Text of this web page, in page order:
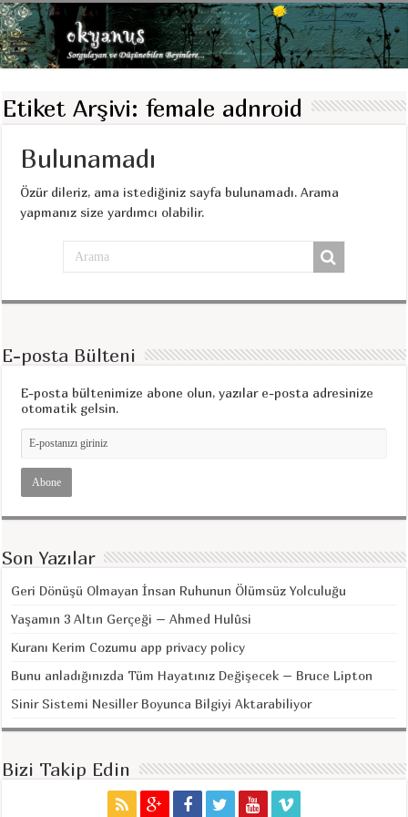
Etiket Arşivi:female adnroid
Bulunamadı
Özür dileriz, ama istediğiniz sayfa bulunamadı. Arama
yapmanız size yardımcı olabilir.
E-posta Bülteni
E-posta bültenimize abone olun, yazılar e-posta adresinize
otomatik gelsin.
Son Yazılar
Geri Dönüşü Olmayan İnsan Ruhunun Ölümsüz Yolculuğu
Yaşamın 3 Altın Gerçeği – Ahmed Hulûsi
Kuranı Kerim Cozumu app privacy policy
Bunu anladığınızda Tüm Hayatınız Değişecek – Bruce Lipton
Sinir Sistemi Nesiller Boyunca Bilgiyi Aktarabiliyor
Bizi Takip Edin